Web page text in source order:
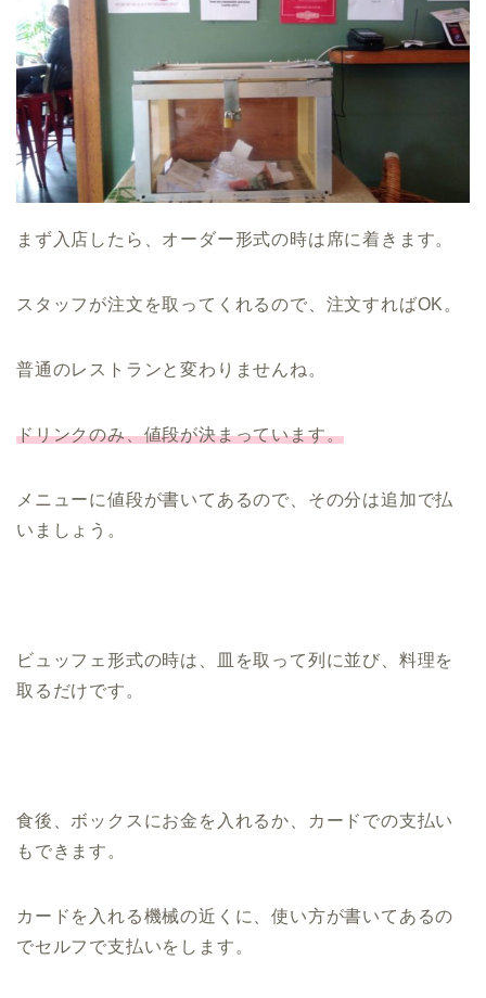
まず入店したら、オーダー形式の時は席に着きます。
スタッフが注文を取ってくれるので、注文すればOK。
普通のレストランと変わりませんね。
ドリンクのみ、値段が決まっています。
メニューに値段が書いてあるので、その分は追加で払
いましょう。
ビュッフェ形式の時は、皿を取って列に並び、料理を
取るだけです。
食後、ボックスにお金を入れるか、カードでの支払い
もできます。
カードを入れる機械の近くに、使い方が書いてあるの
でセルフで支払いをします。